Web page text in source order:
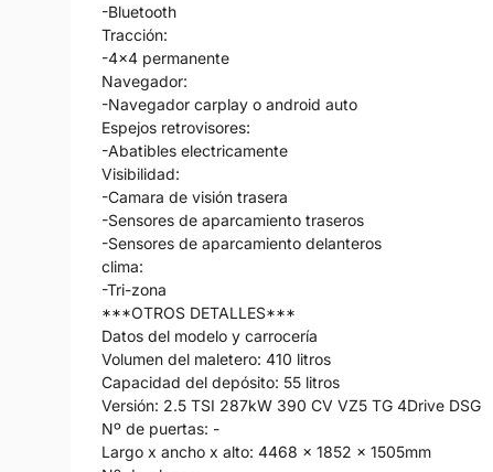
-Bluetooth
Tracción:
-4x4 permanente
Navegador:
-Navegador carplay o android auto
Espejos retrovisores:
-Abatibles electricamente
Visibilidad:
-Camara de visión trasera
-Sensores de aparcamiento traseros
-Sensores de aparcamiento delanteros
clima:
-Tri-zona
***OTROS DETALLES***
Datos del modelo y carrocería
Volumen del maletero: 410 litros
Capacidad del depósito: 55 litros
Versión: 2.5 TSI 287kW 390 CV VZ5 TG 4Drive DSG
Nº de puertas: -
Largo x ancho x alto: 4468 x 1852 x 1505mm